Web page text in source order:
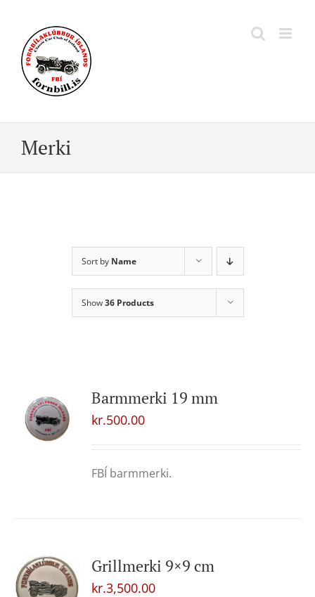
content
Merki
Sort by Name
Show36 Products
Barmmerki 19 mm
kr.500.00
FBÍ barmmerki.
Grillmerki 9×9 cm
kr.3,500.00